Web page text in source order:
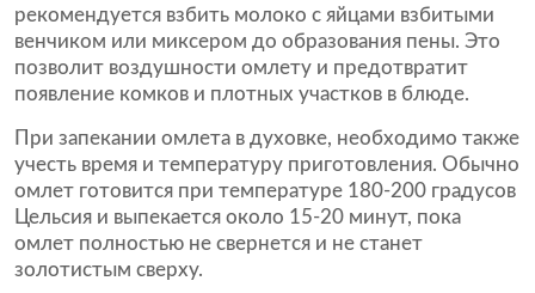
рекомендуется взбить молоко с яйцами взбитыми
венчиком или миксером до образования пены. Это
позволит воздушности омлету и предотвратит
появление комков и плотных участков в блюде.
При запекании омлета в духовке, необходимо также
учесть время и температуру приготовления. Обычно
омлет готовится при температуре 180-200 градусов
Цельсия и выпекается около 15-20 минут, пока
омлет полностью не свернется и не станет
золотистым сверху.